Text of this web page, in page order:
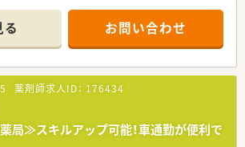
店舗をカバーするラウンダー勤務が可能な方は、
円の提示も可能です。
います
4名とパート5名が在籍しており、手厚い人員体
っています
いて】
店舗の調剤薬局を展開し、地域に密着した医療
しています
グループの一員であり、安定した経営基盤と充実
魅力です
お問い合わせ
薬剤師求人ID： 176434
薬局≫スキルアップ可能！車通勤が便利で